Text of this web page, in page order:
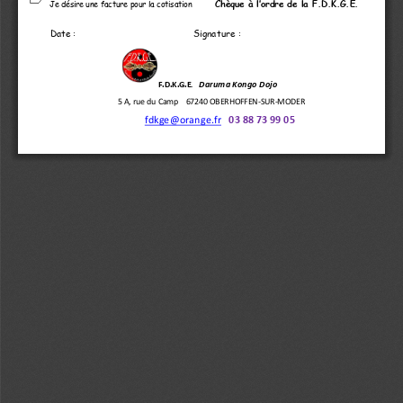
Je désire une facture pour la cotisation
Date : Signature :
F.D.K.G.E.
Daruma Kongo Dojo
5 A, rue du Camp    67240 OBERHOFFEN-SUR-MODER
fdkge@orange.fr 03 88 73 99 05